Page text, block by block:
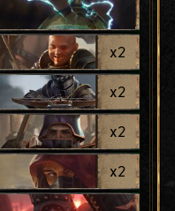
x2
x2
x2
x2